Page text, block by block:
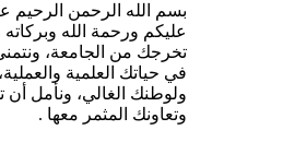
بسم الله الرحمن الرحيم
عليكم ورحمة الله وبركاته
تخرجك من الجامعة،
في حياتك العلمية
ولوطنك الغالي، ونأمل
وتعاونك المثمر معها .